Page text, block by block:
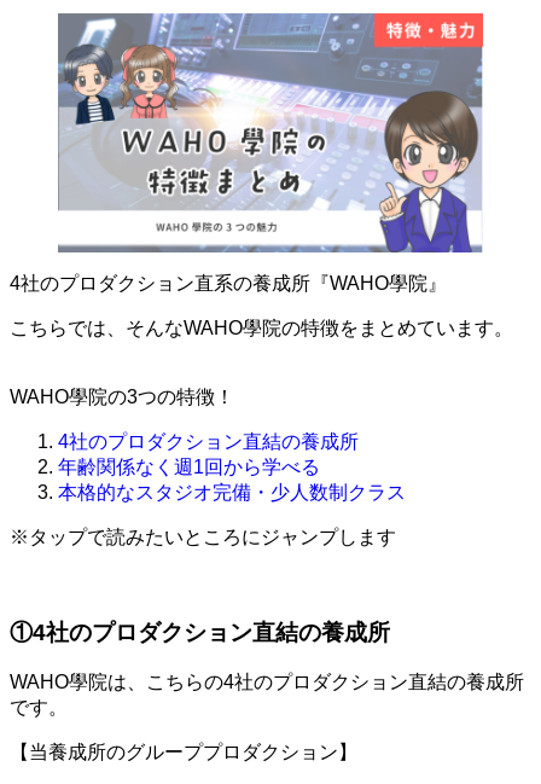
4社のプロダクション直系の養成所『WAHO學院』
こちらでは、そんなWAHO學院の特徴をまとめています。
WAHO學院の3つの特徴！
4社のプロダクション直結の養成所
年齢関係なく週1回から学べる
本格的なスタジオ完備・少人数制クラス
※タップで読みたいところにジャンプします
①4社のプロダクション直結の養成所
WAHO學院は、こちらの4社のプロダクション直結の養成所
です。
【当養成所のグループプロダクション】